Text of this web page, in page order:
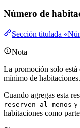
Número de
Sección titulada
Nota
La promoción solo está
mínimo de habitaciones.
Cuando agregas esta
reserven al menos y
habitaciones como